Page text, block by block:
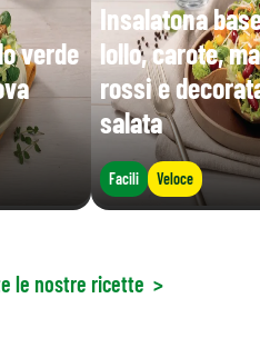
verde
Insalatona
lollo, carote,
rossi e
salata
Facili Veloce
le nostre ricette >